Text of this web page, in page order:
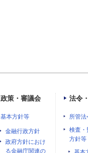
政策・審議会
基本方針等
金融行政方針
政府方針におけ
る金融庁関連の
法令
所管法
検査・
方針等